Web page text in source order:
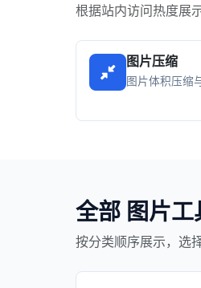
根据站内访问热度展
图片压缩
图片体积压缩
全部 图片工
按分类顺序展示，选